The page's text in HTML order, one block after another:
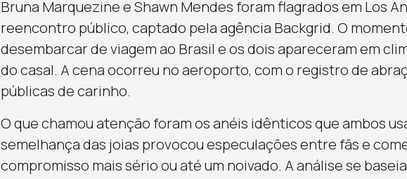
Bruna Marquezine e Shawn Mendes foram flagrados em Los
reencontro público, captado pela agência Backgrid. O
desembarcar de viagem ao Brasil e os dois apareceram em
do casal. A cena ocorreu no aeroporto, com o registro de
públicas de carinho.
O que chamou atenção foram os anéis idênticos que ambos
semelhança das joias provocou especulações entre fãs e
compromisso mais sério ou até um noivado. A análise se